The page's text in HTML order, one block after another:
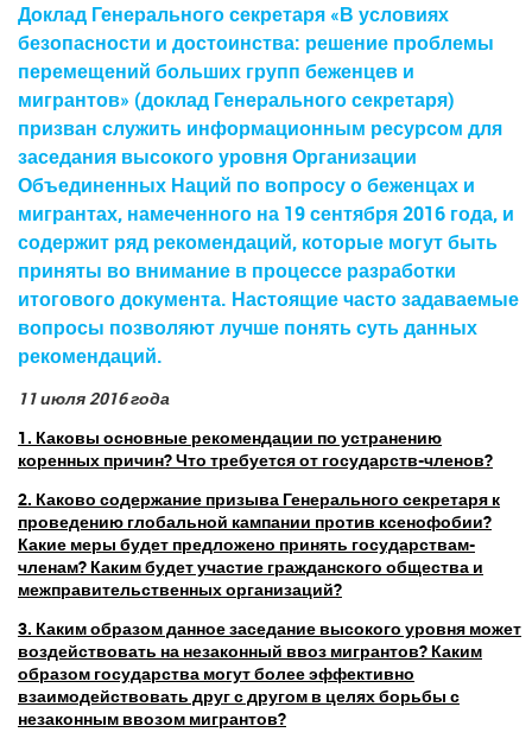
Доклад Генерального секретаря «В условиях
безопасности и достоинства: решение проблемы
перемещений больших групп беженцев и
мигрантов» (доклад Генерального секретаря)
призван служить информационным ресурсом для
заседания высокого уровня Организации
Объединенных Наций по вопросу о беженцах и
мигрантах, намеченного на 19 сентября 2016 года, и
содержит ряд рекомендаций, которые могут быть
приняты во внимание в процессе разработки
итогового документа. Настоящие часто задаваемые
вопросы позволяют лучше понять суть данных
рекомендаций.
11 июля 2016 года
1. Каковы основные рекомендации по устранению
коренных причин? Что требуется от государств-членов?
2. Каково содержание призыва Генерального секретаря к
проведению глобальной кампании против ксенофобии?
Какие меры будет предложено принять государствам-
членам? Каким будет участие гражданского общества и
межправительственных организаций?
3. Каким образом данное заседание высокого уровня может
воздействовать на незаконный ввоз мигрантов? Каким
образом государства могут более эффективно
взаимодействовать друг с другом в целях борьбы с
незаконным ввозом мигрантов?